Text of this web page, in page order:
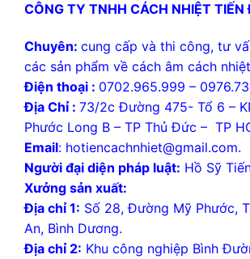
CÔNG TY TNHH CÁCH NHIỆT TIẾN
Chuyên: cung cấp và thi công, tư
các sản phẩm về cách âm cách
Điện thoại : 0702.965.999 –
Địa Chỉ : 73/2c Đường 475- Tổ 6 –
Phước Long B – TP Thủ Đức – TP
Email: hotiencachnhiet@gmail.com.
Người đại diện pháp luật: Hồ Sỹ
Xưởng sản xuất:
Địa chỉ 1: Số 28, Đường Mỹ Phước,
An, Bình Dương.
Địa chỉ 2: Khu công nghiệp Bình